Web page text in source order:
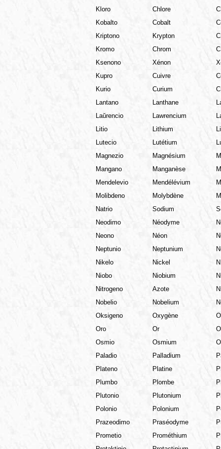
Kloro
Chlore
Kobalto
Cobalt
Kriptono
Krypton
Kromo
Chrom
Ksenono
Xénon
Kupro
Cuivre
Kurio
Curium
Lantano
Lanthane
Laŭrencio
Lawrencium
Litio
Lithium
Lutecio
Lutétium
Magnezio
Magnésium
Mangano
Manganèse
Mendelevio
Mendélévium
Molibdeno
Molybdène
Natrio
Sodium
Neodimo
Néodyme
Neono
Néon
Neptunio
Neptunium
Nikelo
Nickel
Niobo
Niobium
Nitrogeno
Azote
Nobelio
Nobelium
Oksigeno
Oxygène
Oro
Or
Osmio
Osmium
Paladio
Palladium
Plateno
Platine
Plumbo
Plombe
Plutonio
Plutonium
Polonio
Polonium
Prazeodimo
Praséodyme
Prometio
Prométhium